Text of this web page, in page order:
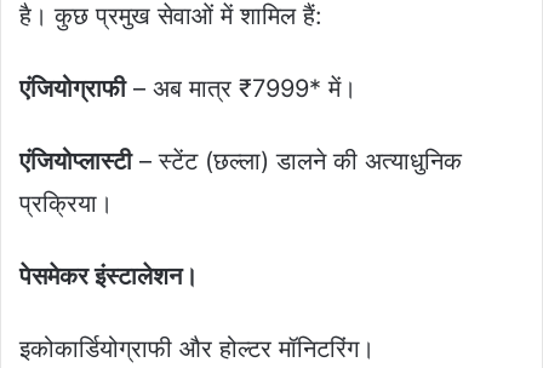
है। कुछ प्रमुख सेवाओं में शामिल हैं:
एंजियोग्राफी– अब मात्र ₹7999* में।
एंजियोप्लास्टी– स्टेंट (छल्ला) डालने की अत्याधुनिक
प्रक्रिया।
पेसमेकर इंस्टालेशन।
इकोकार्डियोग्राफी और होल्टर मॉनिटरिंग।